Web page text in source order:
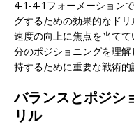
4-1-4-1フォーメーション
グするための効果的なド
速度の向上に焦点を当て
分のポジショニングを理
持するために重要な戦術的
バランスとポジシ
リル